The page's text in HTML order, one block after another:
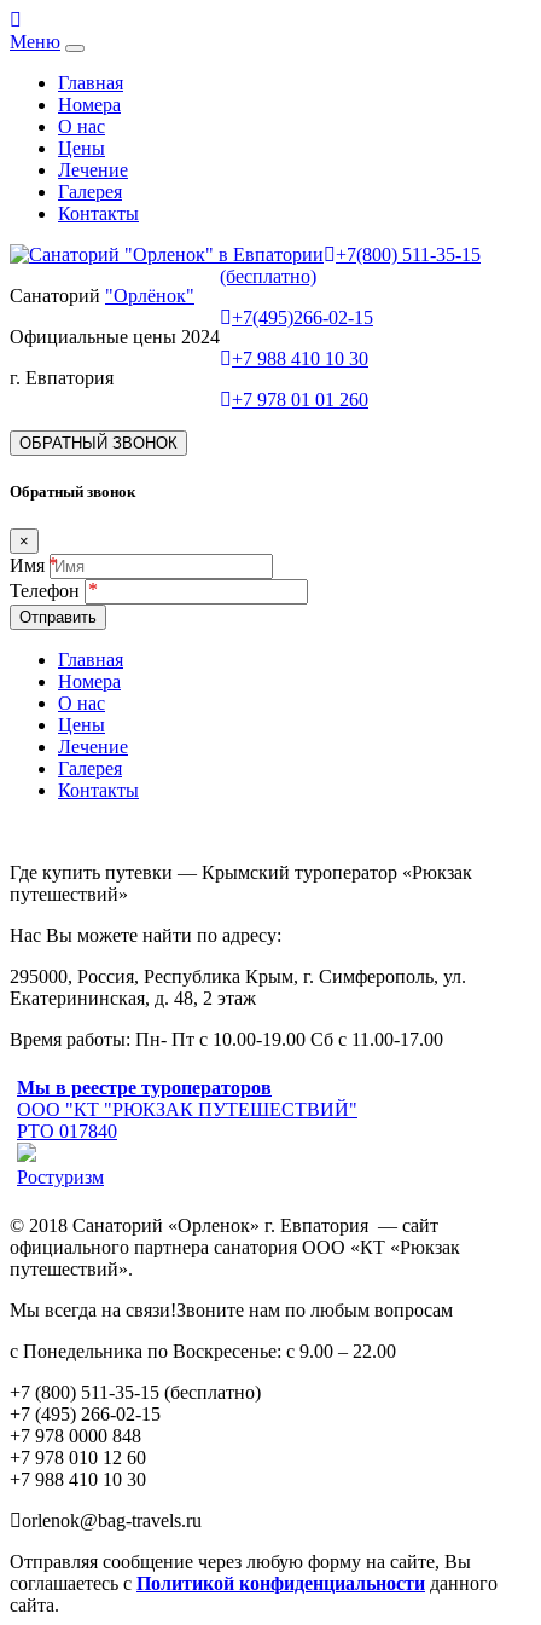
Меню
Главная
Номера
О нас
Цены
Лечение
Галерея
Контакты
Санаторий "Орлёнок"
Официальные цены 2024
г. Евпатория
+7(800) 511-35-15
(бесплатно)
+7(495)266-02-15
+7 988 410 10 30
+7 978 01 01 260
ОБРАТНЫЙ ЗВОНОК
Обратный звонок
×
Имя
Телефон
Отправить
Главная
Номера
О нас
Цены
Лечение
Галерея
Контакты
Где купить путевки — Крымский туроператор «Рюкзак
путешествий»
Нас Вы можете найти по адресу:
295000, Россия, Республика Крым, г. Симферополь, ул.
Екатерининская, д. 48, 2 этаж
Время работы: Пн- Пт с 10.00-19.00 Сб с 11.00-17.00
Мы в реестре туроператоров
ООО "КТ "РЮКЗАК ПУТЕШЕСТВИЙ"
РТО 017840
Ростуризм
© 2018 Санаторий «Орленок» г. Евпатория — сайт
официального партнера санатория ООО «КТ «Рюкзак
путешествий».
Мы всегда на связи!Звоните нам по любым вопросам
с Понедельника по Воскресенье: с 9.00 – 22.00
+7 (800) 511-35-15 (бесплатно)
+7 (495) 266-02-15
+7 978 0000 848
+7 978 010 12 60
+7 988 410 10 30
orlenok@bag-travels.ru
Отправляя сообщение через любую форму на сайте, Вы
соглашаетесь с Политикой конфиденциальности данного
сайта.